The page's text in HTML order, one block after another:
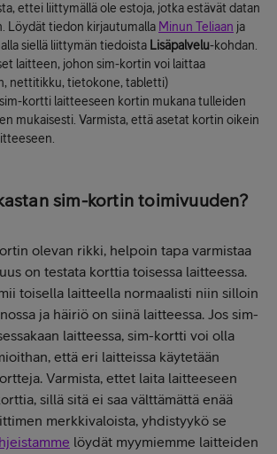
ettei liittymällä ole estoja, jotka estävät datan
Löydät tiedon kirjautumalla Minun Teliaan ja
siellä liittymän tiedoista Lisäpalvelu-kohdan.
laitteen, johon sim-kortin voi laittaa
nettitikku, tietokone, tabletti)
kortti laitteeseen kortin mukana tulleiden
mukaisesti. Varmista, että asetat kortin oikein
sim-kortin toimivuuden?
olevan rikki, helpoin tapa varmistaa
on testata korttia toisessa laitteessa.
toisella laitteella normaalisti niin silloin
ja häiriö on siinä laitteessa. Jos sim-
laitteessa, sim-kortti voi olla
että eri laitteissa käytetään
Varmista, ettet laita laitteeseen
sillä sitä ei saa välttämättä enää
merkkivaloista, yhdistyykö se
löydät myymiemme laitteiden